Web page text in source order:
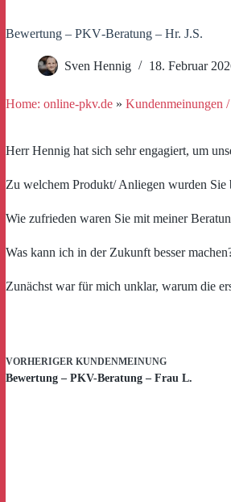
Bewertung – PKV‑Beratung – Hr. J.S.
Sven Hennig 18. Februar
Home: online-pkv.de » Kundenmeinungen
Herr Hennig hat sich sehr engagiert, um
Zu welchem Produkt/ Anliegen wurden Sie
Wie zufrieden waren Sie mit meiner
Was kann ich in der Zukunft besser
Zunächst war für mich unklar, warum die
VORHERIGER KUNDENMEINUNG
Bewertung – PKV-Beratung – Frau L.